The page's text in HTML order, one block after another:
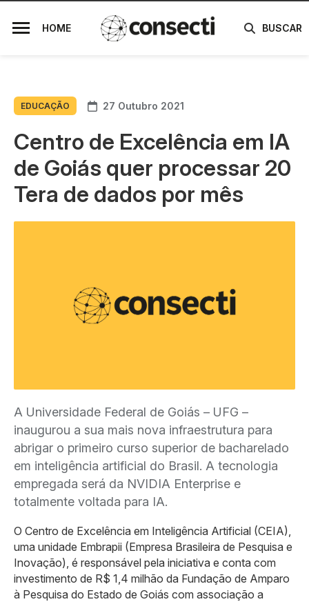
HOME BUSCAR
EDUCAÇÃO 27 Outubro 2021
Centro de Excelência em IA
de Goiás quer processar 20
Tera de dados por mês
A Universidade Federal de Goiás – UFG –
inaugurou a sua mais nova infraestrutura para
abrigar o primeiro curso superior de bacharelado
em inteligência artificial do Brasil. A tecnologia
empregada será da NVIDIA Enterprise e
totalmente voltada para IA.
O Centro de Excelência em Inteligência Artificial (CEIA),
uma unidade Embrapii (Empresa Brasileira de Pesquisa e
Inovação), é responsável pela iniciativa e conta com
investimento de R$ 1,4 milhão da Fundação de Amparo
à Pesquisa do Estado de Goiás com associação a